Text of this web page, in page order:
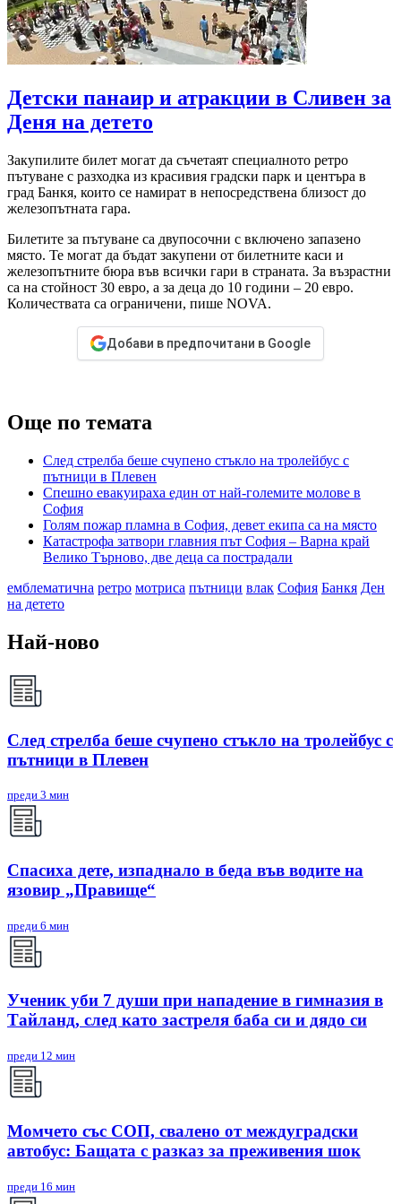
Детски панаир и атракции в Сливен за
Деня на детето
Закупилите билет могат да съчетаят специалното ретро
пътуване с разходка из красивия градски парк и центъра в
град Банкя, които се намират в непосредствена близост до
железопътната гара.
Билетите за пътуване са двупосочни с включено запазено
място. Те могат да бъдат закупени от билетните каси и
железопътните бюра във всички гари в страната. За възрастни
са на стойност 30 евро, а за деца до 10 години – 20 евро.
Количествата са ограничени, пише NOVA.
Добави в предпочитани в Google
Още по темата
След стрелба беше счупено стъкло на тролейбус с
пътници в Плевен
Спешно евакуираха един от най-големите молове в
София
Голям пожар пламна в София, девет екипа са на място
Катастрофа затвори главния път София – Варна край
Велико Търново, две деца са пострадали
емблематична ретро мотриса пътници влак София Банкя Ден
на детето
Най-ново
След стрелба беше счупено стъкло на тролейбус с
пътници в Плевен
преди 3 мин
Спасиха дете, изпаднало в беда във водите на
язовир „Правище“
преди 6 мин
Ученик уби 7 души при нападение в гимназия в
Тайланд, след като застреля баба си и дядо си
преди 12 мин
Mомчето със СОП, свалено от междуградски
автобус: Бащата с разказ за преживения шок
преди 16 мин